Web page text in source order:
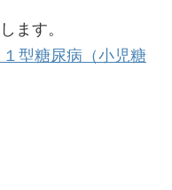
ます。